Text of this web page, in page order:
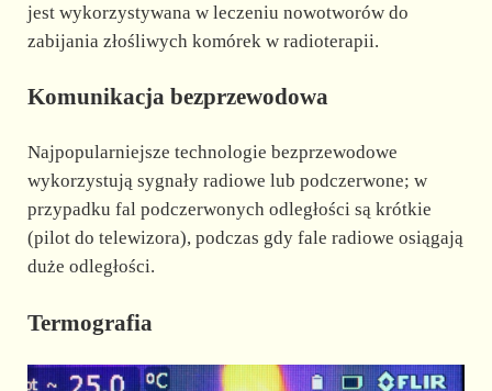
jest wykorzystywana w leczeniu nowotworów do
zabijania złośliwych komórek w radioterapii.
Komunikacja bezprzewodowa
Najpopularniejsze technologie bezprzewodowe
wykorzystują sygnały radiowe lub podczerwone; w
przypadku fal podczerwonych odległości są krótkie
(pilot do telewizora), podczas gdy fale radiowe osiągają
duże odległości.
Termografia